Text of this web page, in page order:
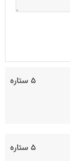
۵ ستاره
۵ ستاره